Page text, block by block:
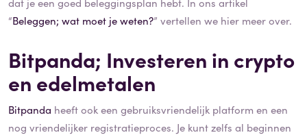
“Beleggen; wat moet je weten?” vertellen we hier meer over.
Bitpanda; Investeren in crypto
en edelmetalen
Bitpanda heeft ook een gebruiksvriendelijk platform en een
nog vriendelijker registratieproces. Je kunt zelfs al beginnen